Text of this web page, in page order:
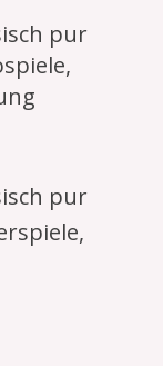
pur
pur